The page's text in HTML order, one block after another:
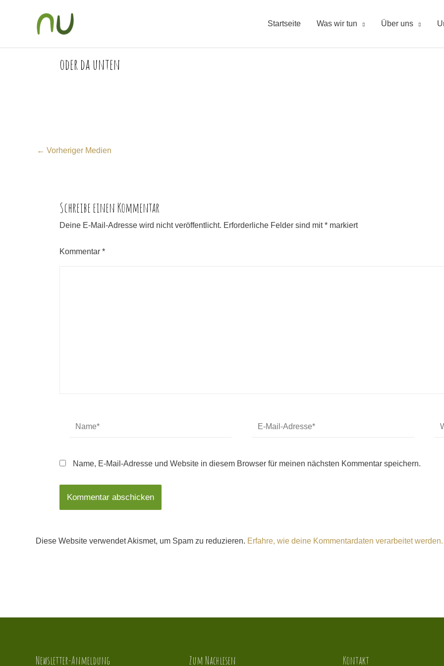
Startseite Was wir tun Über uns
oder da unten
← Vorheriger Medien
Schreibe einen Kommentar
Deine E-Mail-Adresse wird nicht veröffentlicht. Erforderliche Felder sind mit* markiert
Kommentar *
Mail-
Name, E-Mail-Adresse und Website in diesem Browser für meinen nächsten Kommentar speichern.
Diese Website verwendet Akismet, um Spam zu reduzieren. Erfahre, wie deine Kommentardaten verarbeitet werden.
Newsletter-Anmeldung Zum Nachlesen Kontakt